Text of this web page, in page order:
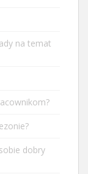
na temat
dobry